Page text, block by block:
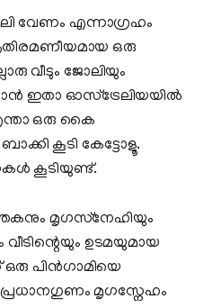
വേണം എന്നാഗ്രഹം
ഒരു
വീടും ജോലിയും
ഇതാ ഓസ്ട്രേലിയയില്‍
ഒരു കൈ
കൂടി കേട്ടോളൂ.
കൂടിയുണ്ട്.
മൃഗസ്‌നേഹിയും
ഉടമയുമായ
പിന്‍ഗാമിയെ
മൃഗസ്നേഹം